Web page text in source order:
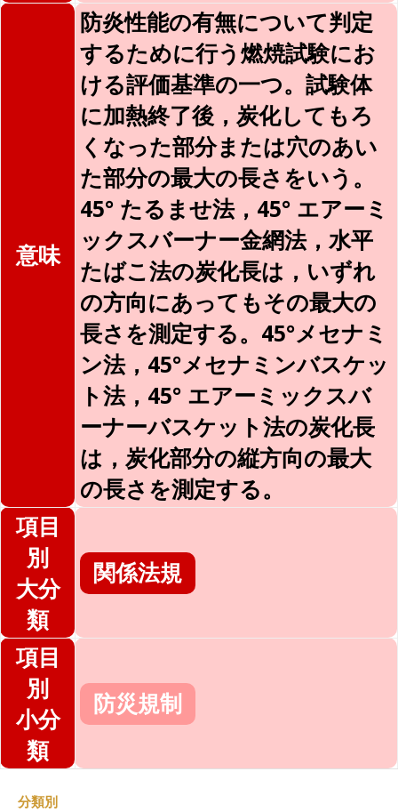
意味
防炎性能の有無について判定
するために行う燃焼試験にお
ける評価基準の一つ。試験体
に加熱終了後，炭化してもろ
くなった部分または穴のあい
た部分の最大の長さをいう。
45° たるませ法，45° エアーミ
ックスバーナー金網法，水平
たばこ法の炭化長は，いずれ
の方向にあってもその最大の
長さを測定する。45°メセナミ
ン法，45°メセナミンバスケッ
ト法，45° エアーミックスバ
ーナーバスケット法の炭化長
は，炭化部分の縦方向の最大
の長さを測定する。
項目
別
大分
類
関係法規
項目
別
小分
類
防災規制
分類別